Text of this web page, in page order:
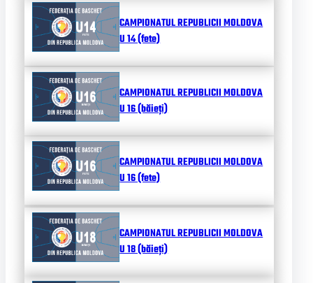
CAMPIONATUL REPUBLICII MOLDOVA
U 14 (fete)
CAMPIONATUL REPUBLICII MOLDOVA
U 16 (băieți)
CAMPIONATUL REPUBLICII MOLDOVA
U 16 (fete)
CAMPIONATUL REPUBLICII MOLDOVA
U 18 (băieți)